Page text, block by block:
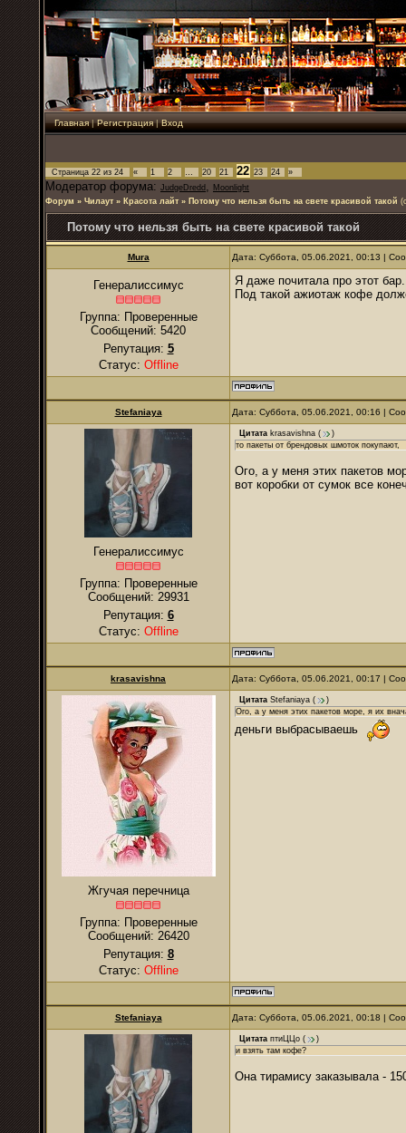
Главная|Регистрация|Вход
Страница 22 из 24 « 1 2 … 20 21 22 23 24 »
Модератор форума: JudgeDredd , Moonlight
Форум » Чилаут » Красота лайт » Потому что нельзя быть на свете красивой такой
Потому что нельзя быть на свете красивой такой
Mura Дата: Суббота, 05.06.2021, 00:13 |
Генералиссимус
Группа: Проверенные
Сообщений: 5420
Репутация: 5
Статус: Offline
Я даже почитала про этот
Под такой ажиотаж кофе
Stefaniaya Дата: Суббота, 05.06.2021, 00:16 |
Генералиссимус
Группа: Проверенные
Сообщений: 29931
Репутация: 6
Статус: Offline
Цитата krasavishna (
)
то пакеты от брендовых шмоток покупают,
Ого, а у меня этих пакетов
вот коробки от сумок все
krasavishna Дата: Суббота, 05.06.2021, 00:17 |
Жгучая перечница
Группа: Проверенные
Сообщений: 26420
Репутация: 8
Статус: Offline
Цитата Stefaniaya (
)
Ого, а у меня этих пакетов море, я их
деньги выбрасываешь
Stefaniaya Дата: Суббота, 05.06.2021, 00:18 |
Цитата птиЦЦо (
)
и взять там кофе?
Она тирамису заказывала -